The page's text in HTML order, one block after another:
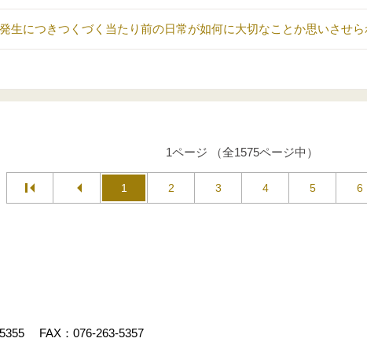
生につきつくづく当たり前の日常が如何に大切なことか思いさせら
1ページ （全1575ページ中）
1 2 3 4 5 6
FAX：076-263-5357